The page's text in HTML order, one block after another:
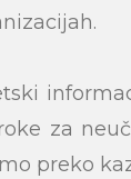
za
preko